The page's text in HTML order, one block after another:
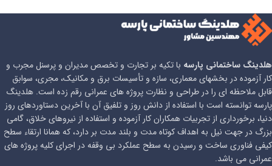
هلدینگ ساختمانی پارسه با تکیه بر تجارت و تخصص مدیران و پرسنل مجرب و
کار آزموده در بخشهای معماری، سازه و تأسیسات برق و مکانیک، مجری، سوابق
قابل ملاحظه ای را در طراحی و نظارت پروژه های عمرانی رقم زده است. هلدینگ
پارسه توانسته است با استفاده از دانش روز و تلفیق آن با آخرین دستاوردهای روز
دنیا، برخورداری از تجربیات همکاران کار آزموده و استفاده از نیروهای خلاق، گامی
بزرگ در جهت نیل به اهداف کوتاه مدت و بلند مدت بر دارد، که همانا ارتقاء سطح
کیفی فناوری ساخت و رسیدن به سطح عملکرد بی وقفه در اجرای کلیه پروژه های
عمرانی می باشد.